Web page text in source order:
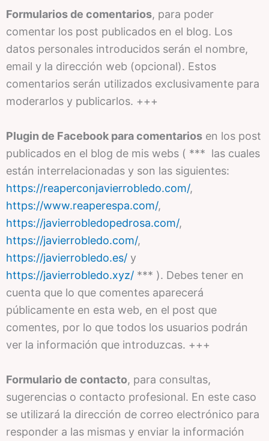
Formularios de comentarios, para poder
comentar los post publicados en el blog. Los
datos personales introducidos serán el nombre,
email y la dirección web (opcional). Estos
comentarios serán utilizados exclusivamente para
moderarlos y publicarlos. +++
Plugin de Facebook para comentarios en los post
publicados en el blog de mis webs ( *** las cuales
están interrelacionadas y son las siguientes:
https://reaperconjavierrobledo.com/,
https://www.reaperespa.com/,
https://javierrobledopedrosa.com/,
https://javierrobledo.com/,
https://javierrobledo.es/ y
https://javierrobledo.xyz/ *** ). Debes tener en
cuenta que lo que comentes aparecerá
públicamente en esta web, en el post que
comentes, por lo que todos los usuarios podrán
ver la información que introduzcas. +++
Formulario de contacto, para consultas,
sugerencias o contacto profesional. En este caso
se utilizará la dirección de correo electrónico para
responder a las mismas y enviar la información